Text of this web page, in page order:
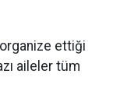
ettiği
aileler tüm